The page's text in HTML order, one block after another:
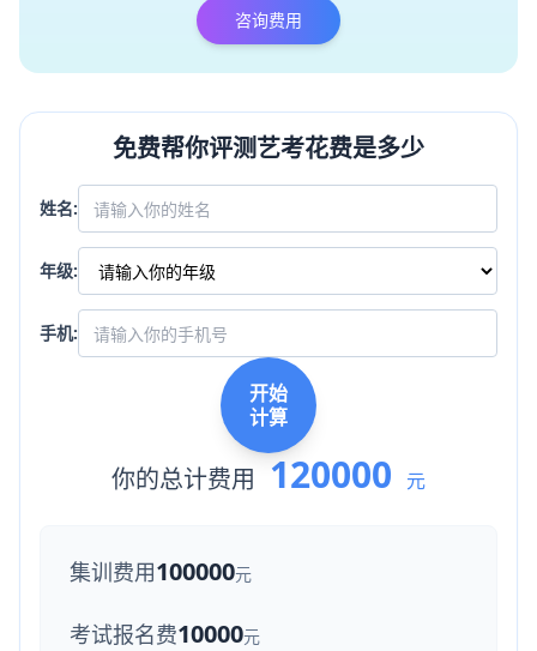
咨询费用
免费帮你评测艺考花费是多少
姓名:
年级:
手机:
开始
计算
你的总计费用 120000 元
集训费用100000元
考试报名费10000元